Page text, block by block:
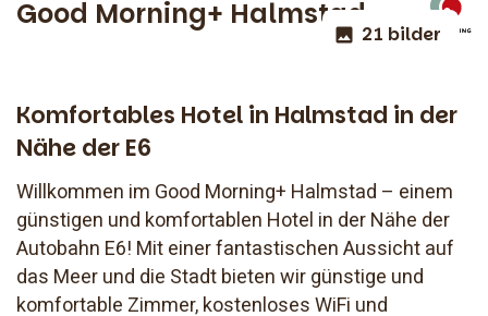
Good Morning+ Halmstad
21 bilder
Komfortables Hotel in Halmstad in der
Nähe der E6
Willkommen im Good Morning+ Halmstad – einem
günstigen und komfortablen Hotel in der Nähe der
Autobahn E6! Mit einer fantastischen Aussicht auf
das Meer und die Stadt bieten wir günstige und
komfortable Zimmer, kostenloses WiFi und